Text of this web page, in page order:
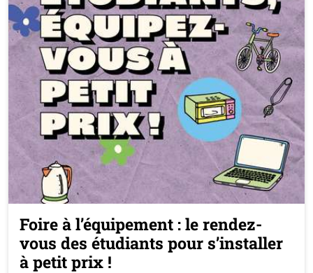
Foire à l’équipement : le rendez-
vous des étudiants pour s’installer
à petit prix !